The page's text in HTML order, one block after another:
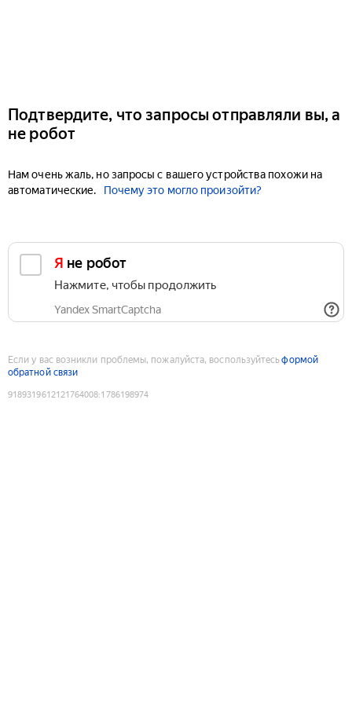
Подтвердите, что запросы отправляли вы, а
не робот
Нам очень жаль, но запросы с вашего устройства похожи на
автоматические.
Почему это могло произойти?
Я не робот
Нажмите, чтобы продолжить
Yandex SmartCaptcha
Если у вас возникли проблемы, пожалуйста, воспользуйтесьформой
обратной связи
9189319612121764008:1786198974